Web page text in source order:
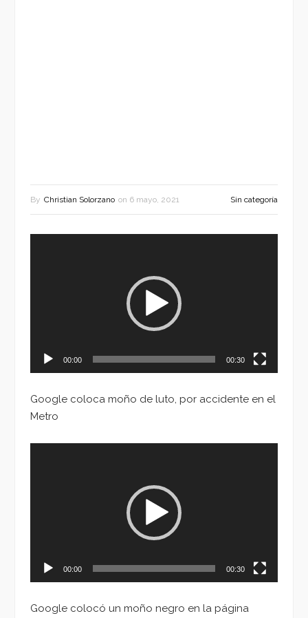
By Christian Solorzano on 6 mayo, 2021 Sin categoría
00:00 00:30
Google coloca moño de luto, por accidente en el
Metro
00:00 00:30
Google colocó un moño negro en la página